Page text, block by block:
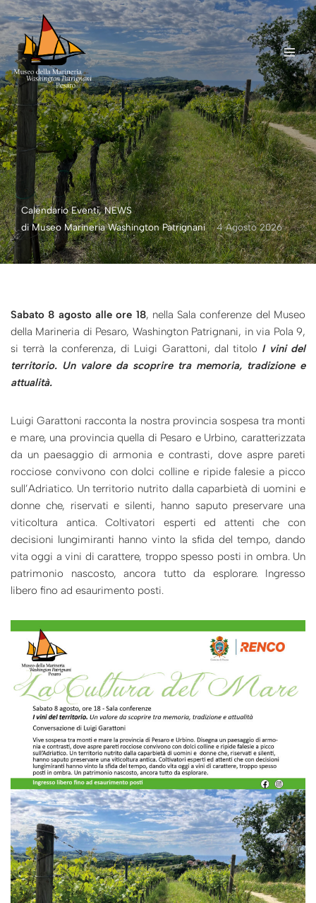
Vai
al
contenuto
Calendario Eventi,NEWS
diMuseo Marineria Washington Patrignani 4 Agosto 2026
Sabato 8 agosto alle ore 18, nella Sala conferenze del Museo
della Marineria di Pesaro, Washington Patrignani, in via Pola 9,
si terrà la conferenza, di Luigi Garattoni, dal titolo I vini del
territorio. Un valore da scoprire tra memoria, tradizione e
attualità.
Luigi Garattoni racconta la nostra provincia sospesa tra monti
e mare, una provincia quella di Pesaro e Urbino, caratterizzata
da un paesaggio di armonia e contrasti, dove aspre pareti
rocciose convivono con dolci colline e ripide falesie a picco
sull’Adriatico. Un territorio nutrito dalla caparbietà di uomini e
donne che, riservati e silenti, hanno saputo preservare una
viticoltura antica. Coltivatori esperti ed attenti che con
decisioni lungimiranti hanno vinto la sfida del tempo, dando
vita oggi a vini di carattere, troppo spesso posti in ombra. Un
patrimonio nascosto, ancora tutto da esplorare. Ingresso
libero fino ad esaurimento posti.